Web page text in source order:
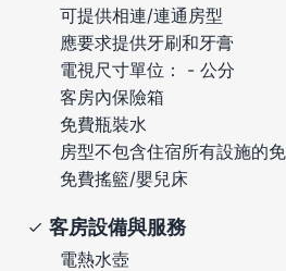
可提供相連/連通房型
應要求提供牙刷和牙膏
電視尺寸單位： - 公分
客房內保險箱
免費瓶裝水
房型不包含住宿所有設施的
免費搖籃/嬰兒床
客房設備與服務
電熱水壺